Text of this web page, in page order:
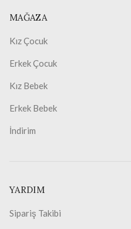
MAĞAZA
Kız Çocuk
Erkek Çocuk
Kız Bebek
Erkek Bebek
İndirim
YARDIM
Sipariş Takibi